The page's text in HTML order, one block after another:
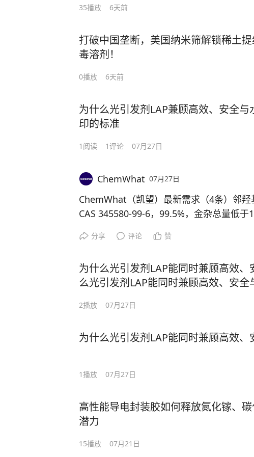
35播放 6天前
打破中国垄断，美国纳米筛解锁稀土
毒溶剂！
0播放 6天前
为什么光引发剂LAP兼顾高效、安全
印的标准
1 阅读 1评论 07月27日
ChemWhat 07月27日
ChemWhat（凯望）最新需求（4条）邻
CAS 345580-99-6，99.5%，金杂总量低
量120kg，分子量9,000~20,000；3EO混合
网站chemwhat.xin，或关注采购公众号
添加采购客服微信chemwhat。
分享 评论 赞
为什么光引发剂LAP能同时兼顾高效
么光引发剂LAP能同时兼顾高效、安全
发剂 #3d生物打印
2播放 07月27日
为什么光引发剂LAP能同时兼顾高效、
1播放 07月27日
高性能导电封装胶如何释放氮化镓、
潜力
15播放 07月21日